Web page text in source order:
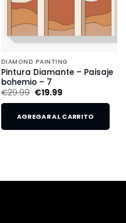
DIAMOND PAINTING
Pintura Diamante – Paisaje
bohemio – 7
€29.99 €19.99
AGREGAR AL CARRITO